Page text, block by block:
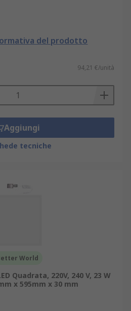
del prodotto
94,21 €/unità
Aggiungi
tecniche
World
Quadrata, 220V, 240 V, 23 W
x 595mm x 30 mm